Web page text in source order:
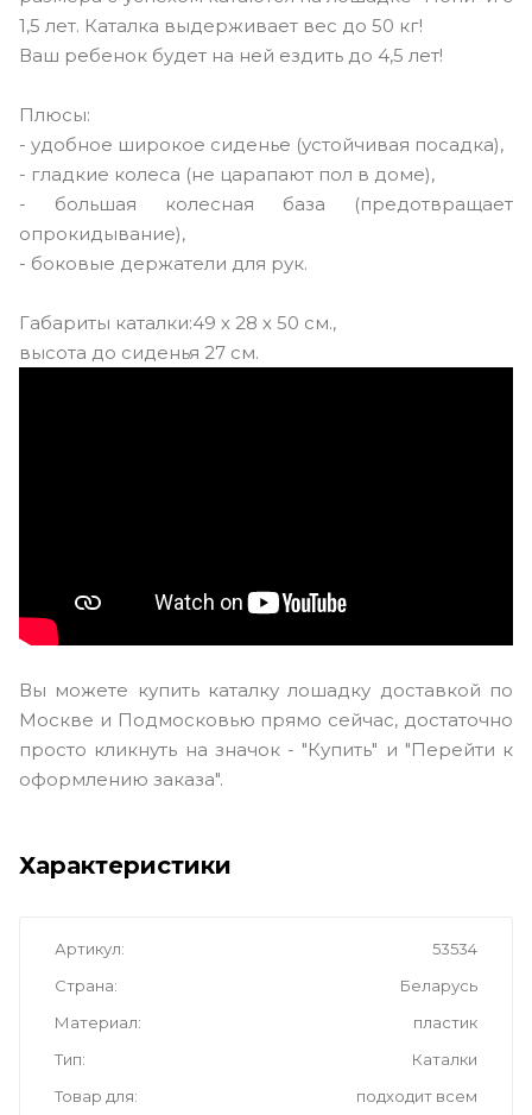
1,5 лет. Каталка выдерживает вес до 50 кг!
Ваш ребенок будет на ней ездить до 4,5 лет!
Плюсы:
- удобное широкое сиденье (устойчивая посадка),
- гладкие колеса (не царапают пол в доме),
- большая колесная база (предотвращает
опрокидывание),
- боковые держатели для рук.
Габариты каталки:49 х 28 х 50 см.,
высота до сиденья 27 см.
Вы можете купить каталку лошадку доставкой по
Москве и Подмосковью прямо сейчас, достаточно
просто кликнуть на значок - "Купить" и "Перейти к
оформлению заказа".
Характеристики
Артикул
53534
Страна
Беларусь
Материал
пластик
Тип
Каталки
Товар для
подходит всем